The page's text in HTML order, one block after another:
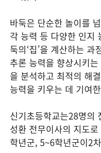
바둑은 단순한 놀이를
각 능력 등 다양한 인지
둑의‘집’을 계산하는 과
추론 능력을 향상시키
을 분석하고 최적의 해
능력을 키우는 데 기여
신기초등학교는28명의
성환 전무이사의 지도
학년군, 5~6학년군이2